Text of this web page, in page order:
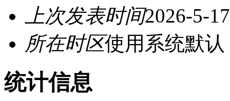
上次发表时间2026-5-
所在时区使用系统默认
统计信息